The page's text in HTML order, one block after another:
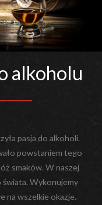
alkoholu
pasja do alkoholi.
powstaniem tego
smaków. W naszej
świata. Wykonujemy
na wszelkie okazje.